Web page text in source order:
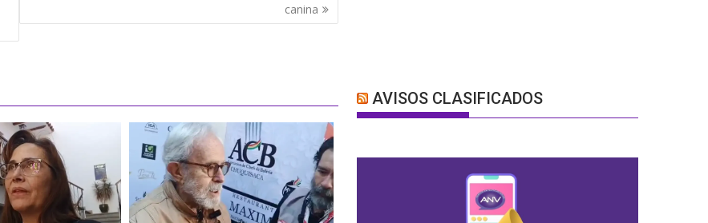
canina
AVISOS CLASIFICADOS